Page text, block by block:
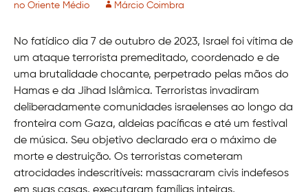
no Oriente Médio
Márcio Coimbra
No fatídico dia 7 de outubro de 2023, Israel foi vítima de
um ataque terrorista premeditado, coordenado e de
uma brutalidade chocante, perpetrado pelas mãos do
Hamas e da Jihad Islâmica. Terroristas invadiram
deliberadamente comunidades israelenses ao longo da
fronteira com Gaza, aldeias pacíficas e até um festival
de música. Seu objetivo declarado era o máximo de
morte e destruição. Os terroristas cometeram
atrocidades indescritíveis: massacraram civis indefesos